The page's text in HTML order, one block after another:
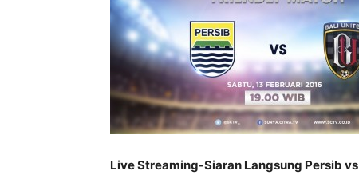
Live Streaming-Siaran Langsung Persib